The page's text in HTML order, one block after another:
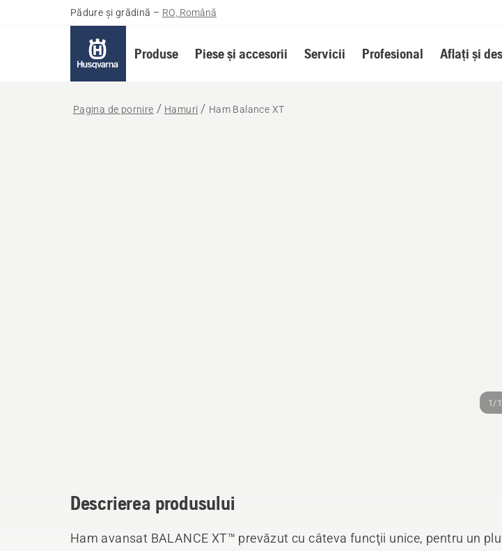
Pădure și grădină – RO, Română
Produse Piese și accesorii Servicii Profesional Aflați și
Pagina de pornire Hamuri Ham Balance XT
1/1
Descrierea produsului
Ham avansat BALANCE XT™ prevăzut cu câteva funcţii unice, pentru un